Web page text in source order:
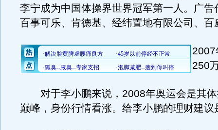
李宁成为中国体操界世界冠军第一人。广告
百事可乐、肯德基、经纬置地有限公司、百
2007
250
对于李小鹏来说，2008年奥运会是其体
巅峰，身份行情看涨。给李小鹏的理财建议